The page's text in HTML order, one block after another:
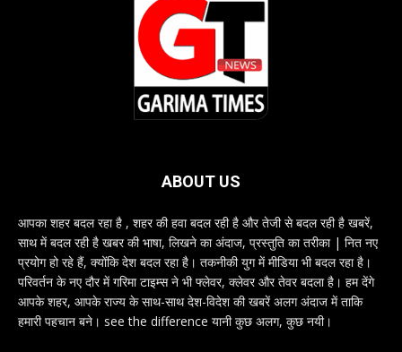
ABOUT US
आपका शहर बदल रहा है , शहर की हवा बदल रही है और तेजी से बदल रही है खबरें,
साथ में बदल रही है खबर की भाषा, लिखने का अंदाज, प्रस्तुति का तरीका | नित नए
प्रयोग हो रहे हैं, क्योंकि देश बदल रहा है। तकनीकी युग में मीडिया भी बदल रहा है।
परिवर्तन के नए दौर में गरिमा टाइम्स ने भी फ्लेवर, क्लेवर और तेवर बदला है। हम देंगे
आपके शहर, आपके राज्य के साथ-साथ देश-विदेश की खबरें अलग अंदाज में ताकि
हमारी पहचान बने। see the difference यानी कुछ अलग, कुछ नयी।